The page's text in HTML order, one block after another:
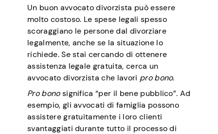
Un buon avvocato divorzista può essere
molto costoso. Le spese legali spesso
scoraggiano le persone dal divorziare
legalmente, anche se la situazione lo
richiede. Se stai cercando di ottenere
assistenza legale gratuita, cerca un
avvocato divorzista che lavori pro bono.
Pro bonosignifica “per il bene pubblico”. Ad
esempio, gli avvocati di famiglia possono
assistere gratuitamente i loro clienti
svantaggiati durante tutto il processo di